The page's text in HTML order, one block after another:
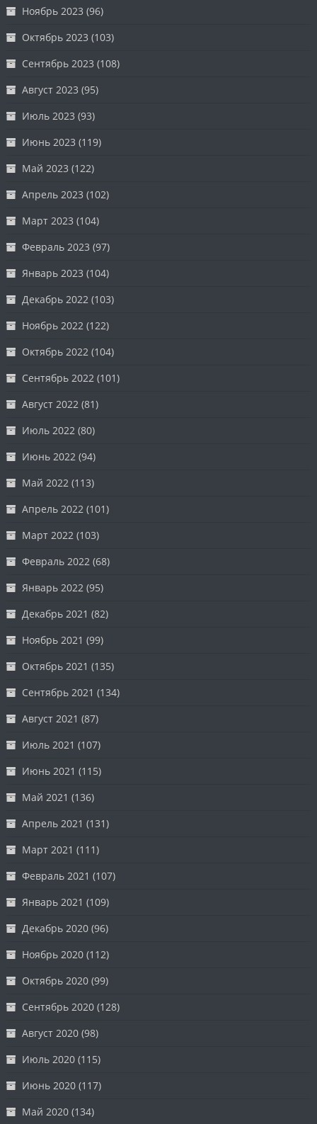
Ноябрь 2023 (96)
Октябрь 2023 (103)
Сентябрь 2023 (108)
Август 2023 (95)
Июль 2023 (93)
Июнь 2023 (119)
Май 2023 (122)
Апрель 2023 (102)
Март 2023 (104)
Февраль 2023 (97)
Январь 2023 (104)
Декабрь 2022 (103)
Ноябрь 2022 (122)
Октябрь 2022 (104)
Сентябрь 2022 (101)
Август 2022 (81)
Июль 2022 (80)
Июнь 2022 (94)
Май 2022 (113)
Апрель 2022 (101)
Март 2022 (103)
Февраль 2022 (68)
Январь 2022 (95)
Декабрь 2021 (82)
Ноябрь 2021 (99)
Октябрь 2021 (135)
Сентябрь 2021 (134)
Август 2021 (87)
Июль 2021 (107)
Июнь 2021 (115)
Май 2021 (136)
Апрель 2021 (131)
Март 2021 (111)
Февраль 2021 (107)
Январь 2021 (109)
Декабрь 2020 (96)
Ноябрь 2020 (112)
Октябрь 2020 (99)
Сентябрь 2020 (128)
Август 2020 (98)
Июль 2020 (115)
Июнь 2020 (117)
Май 2020 (134)